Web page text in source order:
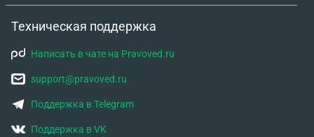
Техническая поддержка
Написать в чате на Pravoved.ru
support@pravoved.ru
Поддержка в Telegram
Поддержка в VK